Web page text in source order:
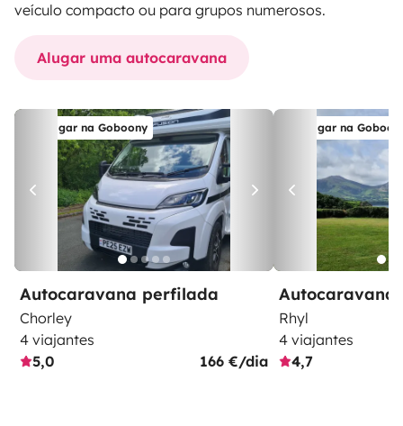
veículo compacto ou para grupos numerosos.
Alugar uma autocaravana
Alugar na Goboony
Autocaravana perfilada
Chorley
4 viajantes
5,0
166 €/dia
Alugar na
Rhyl
4 viajantes
4,7